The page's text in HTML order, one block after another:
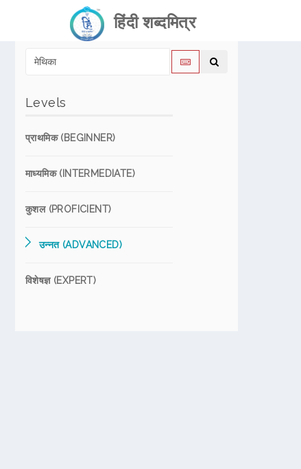
हिंदी शब्दमित्र
Levels
प्राथमिक (BEGINNER)
माध्यमिक (INTERMEDIATE)
कुशल (PROFICIENT)
उन्नत (ADVANCED)
विशेषज्ञ (EXPERT)